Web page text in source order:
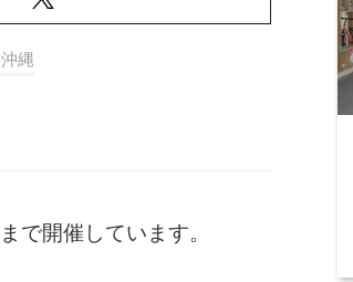
縄
で開催しています。